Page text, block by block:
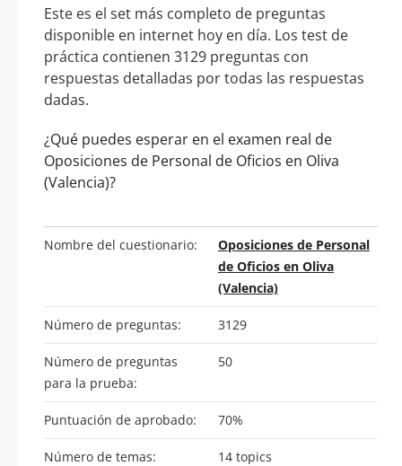
Este es el set más completo de preguntas
disponible en internet hoy en día. Los test de
práctica contienen 3129 preguntas con
respuestas detalladas por todas las respuestas
dadas.
¿Qué puedes esperar en el examen real de
Oposiciones de Personal de Oficios en Oliva
(Valencia)?
Nombre del cuestionario:
Oposiciones de Personal
de Oficios en Oliva
(Valencia)
Número de preguntas: 3129
Número de preguntas
para la prueba:
50
Puntuación de aprobado: 70%
Número de temas: 14 topics